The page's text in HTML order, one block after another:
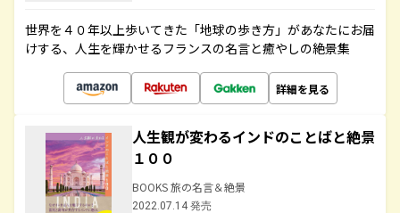
世界を４０年以上歩いてきた「地球の歩き方」があなたにお届
けする、人生を輝かせるフランスの名言と癒やしの絶景集
詳細を見る
人生観が変わるインドのことばと絶景
１００
BOOKS 旅の名言＆絶景
2022.07.14 発売